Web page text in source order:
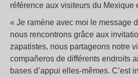
référence aux visiteurs du Mexique
« Je ramène avec moi le message
nous rencontrons grâce aux
zapatistes, nous partageons notre
compañeros de différents endroits
bases d’appui elles-mêmes. C’est